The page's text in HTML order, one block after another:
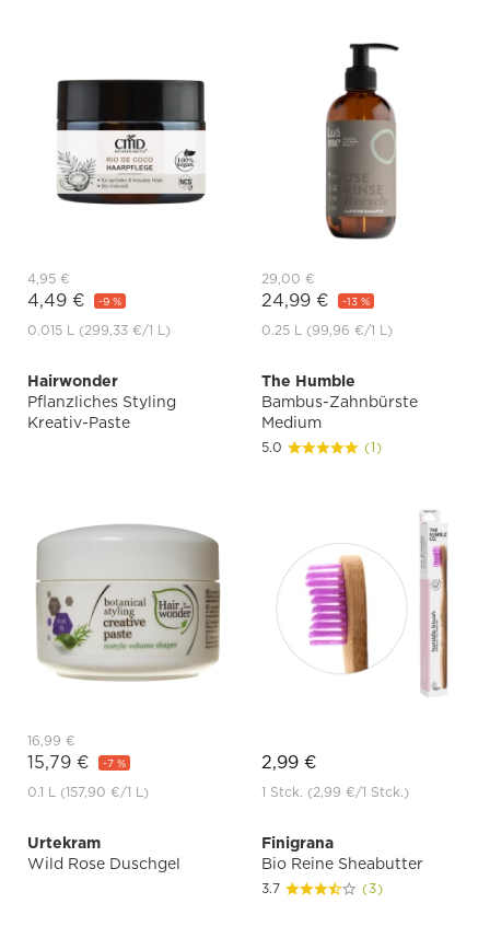
4,95 €
4,49 € -9 %
0.015 L (299,33 €/1 L)
29,00 €
24,99 € -13 %
0.25 L (99,96 €/1 L)
Hairwonder
Pflanzliches Styling
Kreativ-Paste
16,99 €
15,79 € -7 %
0.1 L (157,90 €/1 L)
The Humble
Bambus-Zahnbürste
Medium
5.0 (1)
2,99 €
1 Stck. (2,99 €/1 Stck.)
Urtekram
Wild Rose Duschgel
Finigrana
Bio Reine Sheabutter
3.7 (3)